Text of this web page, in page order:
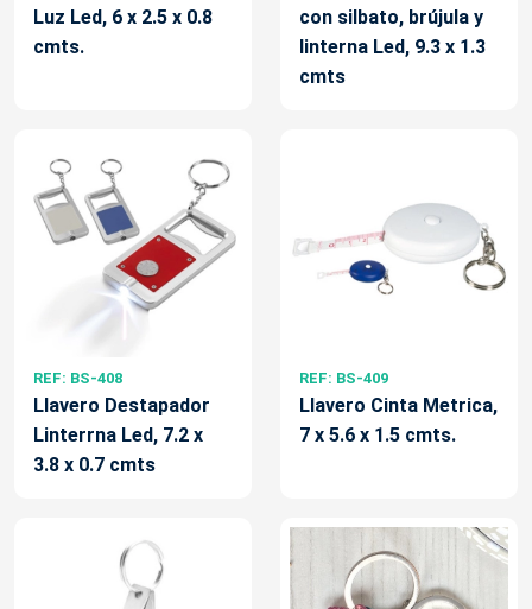
Luz Led, 6 x 2.5 x 0.8
cmts.
con silbato, brújula y
linterna Led, 9.3 x 1.3
cmts
REF: BS-408
Llavero Destapador
Linterrna Led, 7.2 x
3.8 x 0.7 cmts
REF: BS-409
Llavero Cinta Metrica,
7 x 5.6 x 1.5 cmts.